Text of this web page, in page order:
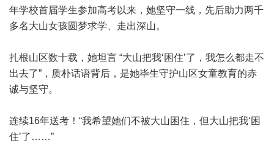
年学校首届学生参加高考以来，她坚守一线，先后助力两千
多名大山女孩圆梦求学、走出深山。
扎根山区数十载，她坦言 “大山把我‘困住’了，我怎么都走不
出去了”，质朴话语背后，是她毕生守护山区女童教育的赤
诚与坚守。
连续16年送考！“我希望她们不被大山困住，但大山把我‘困
住’了……”